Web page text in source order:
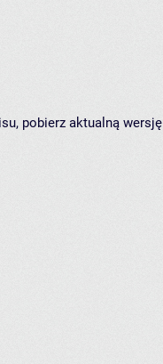
pobierz aktualną wersję